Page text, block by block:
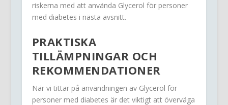
riskerna med att använda Glycerol för personer
med diabetes i nästa avsnitt.
PRAKTISKA
TILLÄMPNINGAR OCH
REKOMMENDATIONER
När vi tittar på användningen av Glycerol för
personer med diabetes är det viktigt att överväga